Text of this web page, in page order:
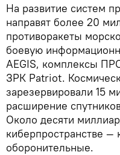
На развитие систем
направят более 20
противоракеты
боевую
AEGIS, комплексы
ЗРК Patriot.
зарезервировали 15
расширение
Около десяти
киберпространстве —
оборонительные.